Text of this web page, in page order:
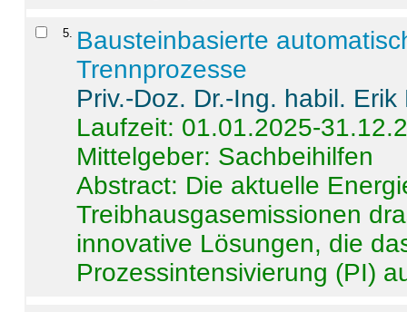
5
Bausteinbasierte
Trennprozesse
Priv.-Doz. Dr.-Ing. habil. Erik
Laufzeit: 01.01.2025-
Mittelgeber: Sachbeihilfen
Abstract: Die aktuelle
Treibhausgasemissionen
innovative Lösungen, die
Prozessintensivierung (PI)